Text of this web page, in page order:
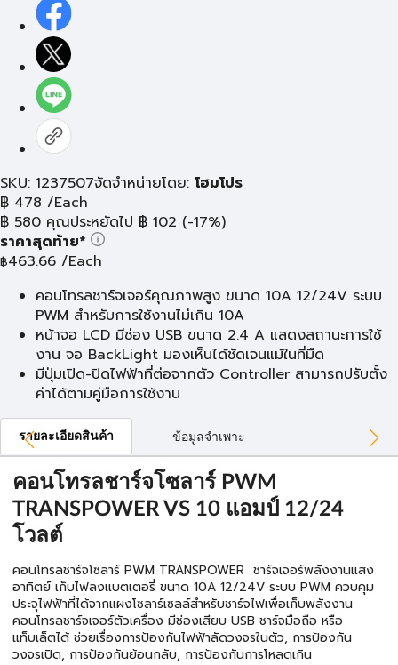
SKU: 1237507จัดจำหน่ายโดย: โฮมโปร
฿ 478 /Each
฿ 580 คุณประหยัดไป ฿ 102 (-17%)
ราคาสุดท้าย*
฿463.66 /Each
คอนโทรลชาร์จเจอร์คุณภาพสูง ขนาด 10A 12/24V ระบบ
PWM สำหรับการใช้งานไม่เกิน 10A
หน้าจอ LCD มีช่อง USB ขนาด 2.4 A แสดงสถานะการใช้
งาน จอ BackLight มองเห็นได้ชัดเจนแม้ในที่มืด
มีปุ่มเปิด-ปิดไฟฟ้าที่ต่อจากตัว Controller สามารถปรับตั้ง
ค่าได้ตามคู่มือการใช้งาน
รายละเอียดสินค้า ข้อมูลจำเพาะ
คอนโทรลชาร์จโซลาร์ PWM
TRANSPOWER VS 10 แอมป์ 12/24
โวลต์
คอนโทรลชาร์จโซลาร์ PWM TRANSPOWER ชาร์จเจอร์พลังงานแสง
อาทิตย์ เก็บไฟลงแบตเตอรี่ ขนาด 10A 12/24V ระบบ PWM ควบคุม
ประจุไฟฟ้าที่ได้จากแผงโซลาร์เซลล์สำหรับชาร์จไฟเพื่อเก็บพลังงาน
คอนโทรลชาร์จเจอร์ตัวเครื่อง มีช่องเสียบ USB ชาร์จมือถือ หรือ
แท็บเล็ตได้ ช่วยเรื่องการป้องกันไฟฟ้าลัดวงจรในตัว, การป้องกัน
วงจรเปิด, การป้องกันย้อนกลับ, การป้องกันการโหลดเกิน